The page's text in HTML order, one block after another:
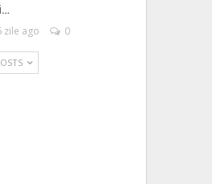
zile ago 0